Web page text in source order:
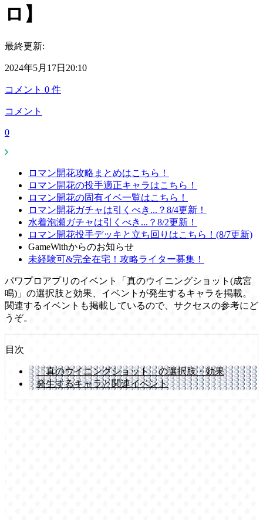
ロ】
最終更新:
2024年5月17日20:10
コメント 0 件
コメント
0
ロマン開花攻略まとめはこちら！
ロマン開花の投手適正キャラはこちら！
ロマン開花の固有イベ一覧はこちら！
ロマン開花ガチャは引くべき...？8/4更新！
水着泡瀬ガチャは引くべき...？8/2更新！
ロマン開花投手デッキと立ち回りはこちら！(8/7更新)
GameWithからのお知らせ
未経験可&完全在宅！攻略ライター募集！
パワプロアプリのイベント「真のウイニングショット(成宮
鳴)」の選択肢と効果、イベントが発生するキャラを掲載。
関連するイベントも掲載しているので、サクセスの参考にど
うぞ。
目次
「真のウイニングショット」の選択肢・効果
発生するキャラと関連イベント